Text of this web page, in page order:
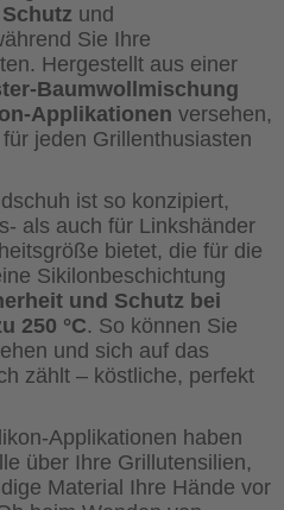
und
Sie Ihre
Hergestellt aus einer
Baumwollmischung
Applikationen versehen,
jeden Grillenthusiasten
ist so konzipiert,
als auch für Linkshänder
bietet, die für die
Sikilonbeschichtung
und Schutz bei
250 °C. So können Sie
und sich auf das
zählt – köstliche, perfekt
Applikationen haben
über Ihre Grillutensilien,
Material Ihre Hände vor